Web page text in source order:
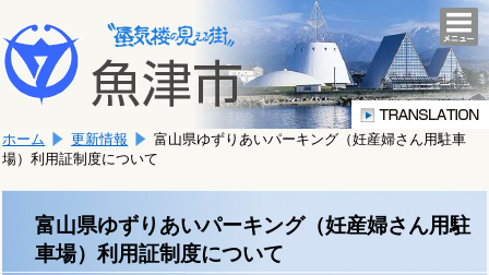
文
へ
移
ま
す。
こ
か
文
で
す。
ホーム 更新情報
富山県ゆずりあいパーキング（妊産婦さん用駐車
場）利用証制度について
富山県ゆずりあいパーキング（妊産婦さん用駐
車場）利用証制度について